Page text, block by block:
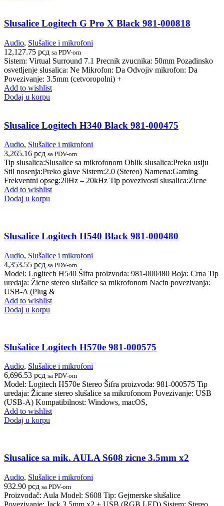
Slusalice Logitech G Pro X Black 981-000818
Audio, Slušalice i mikrofoni
12,127.75 рсд sa PDV-om
Sistem: Virtual Surround 7.1 Precnik zvucnika: 50mm Pozadinsko
osvetljenje slusalica: Ne Mikrofon: Da Odvojiv mikrofon: Da
Povezivanje: 3.5mm (cetvoropolni) +
Add to wishlist
Dodaj u korpu
Slusalice Logitech H340 Black 981-000475
Audio, Slušalice i mikrofoni
3,265.16 рсд sa PDV-om
Tip slusalica:Slusalice sa mikrofonom Oblik slusalica:Preko usiju
Stil nosenja:Preko glave Sistem:2.0 (Stereo) Namena:Gaming
Frekventni opseg:20Hz – 20kHz Tip povezivosti slusalica:Zicne
Add to wishlist
Dodaj u korpu
Slusalice Logitech H540 Black 981-000480
Audio, Slušalice i mikrofoni
4,353.55 рсд sa PDV-om
Model: Logitech H540 Šifra proizvoda: 981-000480 Boja: Crna Tip
uredaja: Žicne stereo slušalice sa mikrofonom Nacin povezivanja:
USB-A (Plug &
Add to wishlist
Dodaj u korpu
Slušalice Logitech H570e 981-000575
Audio, Slušalice i mikrofoni
6,696.53 рсд sa PDV-om
Model: Logitech H570e Stereo Šifra proizvoda: 981-000575 Tip
uredaja: Žicane stereo slušalice sa mikrofonom Povezivanje: USB
(USB-A) Kompatibilnost: Windows, macOS,
Add to wishlist
Dodaj u korpu
Slusalice sa mik. AULA S608 zicne 3.5mm x2
Audio, Slušalice i mikrofoni
932.90 рсд sa PDV-om
Proizvođač: Aula Model: S608 Tip: Gejmerske slušalice
Povezivanje: Jack 3.5mm x2 + USB (RGB LED) Sistem: Stereo